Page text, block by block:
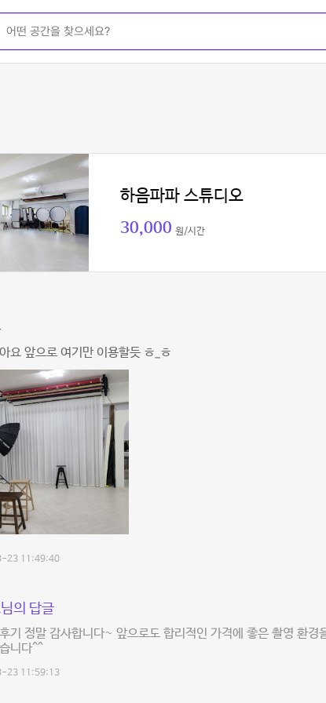
하음파파 스튜디오
30,000 원/시간
요 앞으로 여기만 이용할듯 ㅎ_ㅎ
23 11:49:40
의 답글
기 정말 감사합니다~ 앞으로도 합리적인 가격에 좋은 촬영 환경
니다^^
23 11:59:13